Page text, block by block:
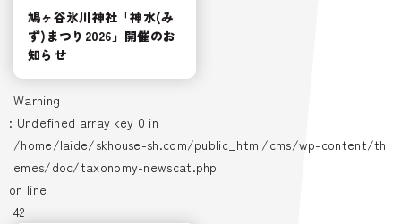
鳩ヶ谷氷川神社「神水(み
ず)まつり2026」開催のお
知らせ
Warning
: Undefined array key 0 in
/home/laide/skhouse-sh.com/public_html/cms/wp-content/th
emes/doc/taxonomy-newscat.php
on line
42